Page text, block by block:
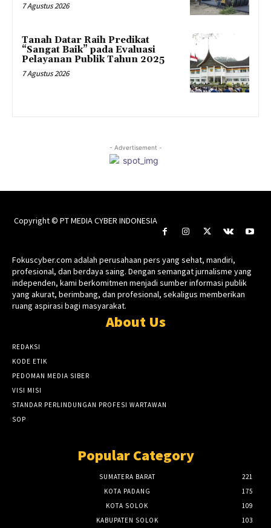
7 Agustus 2026
Tanah Datar Raih Predikat
“Sangat Baik” pada Evaluasi
Pelayanan Publik Tahun 2025
7 Agustus 2026
- Advertisement -
Copyright © PT MEDIA CYBER INDONESIA
Fokuscyber.com adalah perusahaan pers yang sehat, mandiri,
profesional, dan berdaya saing. Dengan semangat jurnalisme yang
independen, kami berkomitmen menjadi sumber informasi publik
yang akurat, berimbang, dan profesional, sekaligus memberikan
ruang aspirasi bagi masyarakat.
About Us
REDAKSI
KODE ETIK
PEDOMAN MEDIA SIBER
VISI MISI
STANDAR PERLINDUNGAN PROFESI WARTAWAN
SOP
Popular Category
SUMATERA BARAT
221
KOTA PADANG
175
KOTA SOLOK
109
KABUPATEN SOLOK
103